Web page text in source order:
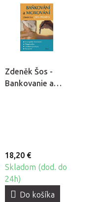
Zdeněk Šos -
Bankovanie a
18,20 €
Skladom (dod. do
24h)
Do košíka